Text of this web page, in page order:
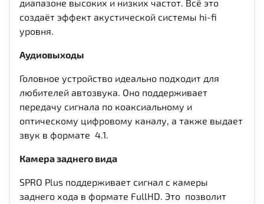
диапазоне высоких и низких частот. Всё это
создаёт эффект акустической системы hi-fi
уровня.
Аудиовыходы
Головное устройство идеально подходит для
любителей автозвука. Оно поддерживает
передачу сигнала по коаксиальному и
оптическому цифровому каналу, а также выдает
звук в формате 4.1.
Камера заднего вида
SPRO Plus поддерживает сигнал с камеры
заднего хода в формате FullHD. Это позволит